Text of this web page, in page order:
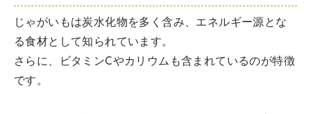
じゃがいもは炭水化物を多く含み、エネルギー源とな
る食材として知られています。
さらに、ビタミンCやカリウムも含まれているのが特徴
です。